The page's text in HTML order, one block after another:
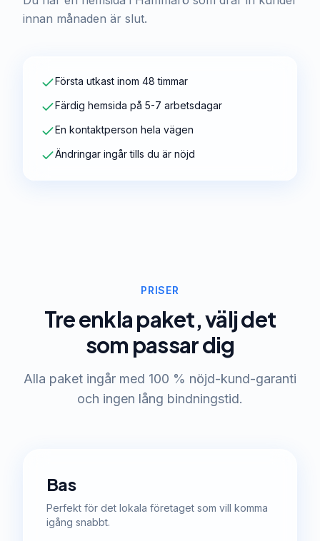
innan månaden är slut.
Första utkast inom 48 timmar
Färdig hemsida på 5-7 arbetsdagar
En kontaktperson hela vägen
Ändringar ingår tills du är nöjd
PRISER
Tre enkla paket, välj det
som passar dig
Alla paket ingår med 100 % nöjd-kund-garanti
och ingen lång bindningstid.
Bas
Perfekt för det lokala företaget som vill komma
igång snabbt.